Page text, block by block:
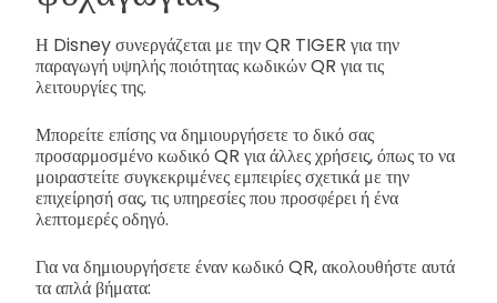
Η Disney συνεργάζεται με την QR TIGER για την
παραγωγή υψηλής ποιότητας κωδικών QR για τις
λειτουργίες της.
Μπορείτε επίσης να δημιουργήσετε το δικό σας
προσαρμοσμένο κωδικό QR για άλλες χρήσεις, όπως το να
μοιραστείτε συγκεκριμένες εμπειρίες σχετικά με την
επιχείρησή σας, τις υπηρεσίες που προσφέρει ή ένα
λεπτομερές οδηγό.
Για να δημιουργήσετε έναν κωδικό QR, ακολουθήστε αυτά
τα απλά βήματα: